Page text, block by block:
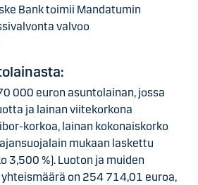
Bank toimii Mandatumin
valvoo
000 euron asuntolainan, jossa
ja lainan viitekorkona
korkoa, lainan kokonaiskorko
mukaan laskettu
3,500 %). Luoton ja muiden
on 254 714,01 euroa,